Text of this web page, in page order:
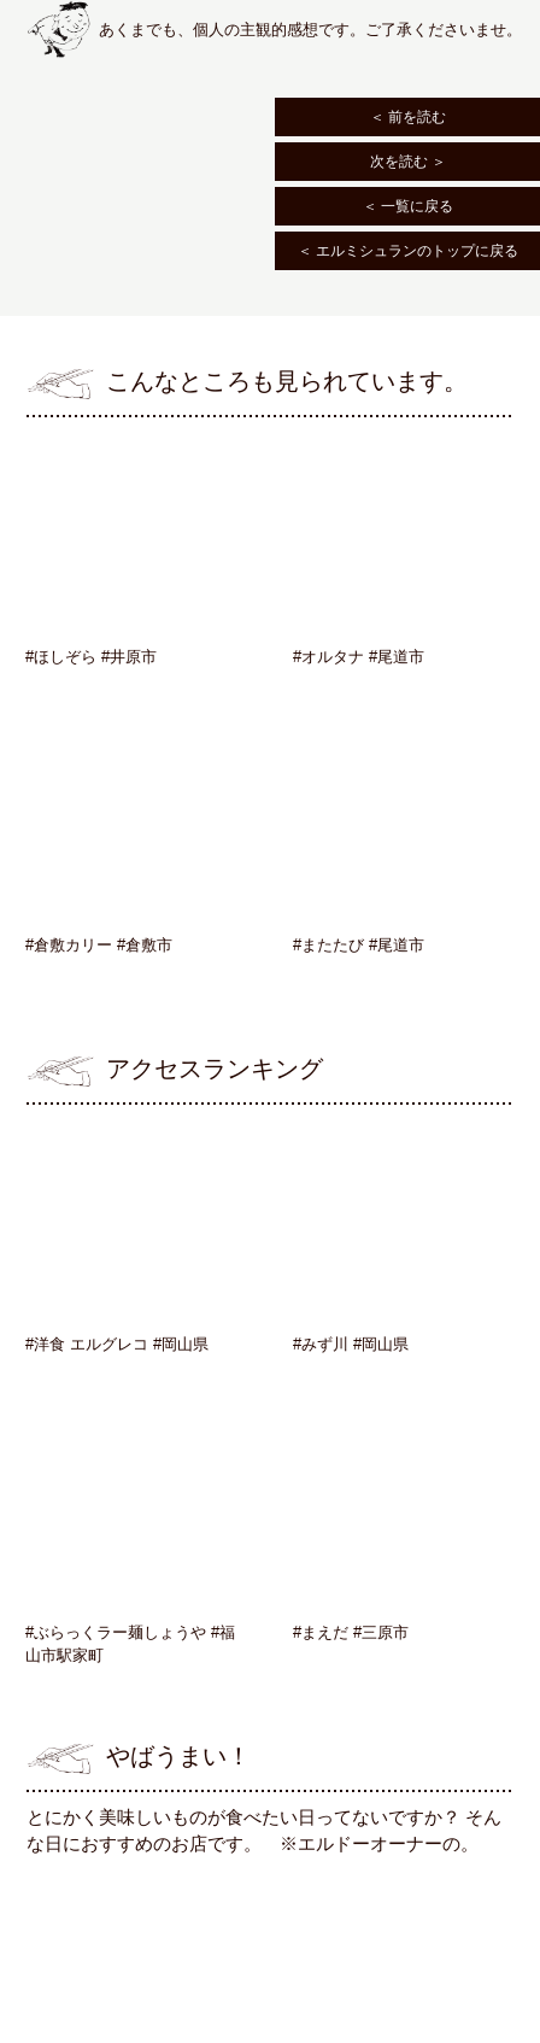
あくまでも、個人の主観的感想です。ご了承くださいませ。
＜ 前を読む
次を読む ＞
＜ 一覧に戻る
＜ エルミシュランのトップに戻る
こんなところも見られています。
#ほしぞら #井原市 #オルタナ #尾道市
#倉敷カリー #倉敷市 #またたび #尾道市
アクセスランキング
#洋食 エルグレコ #岡山県 #みず川 #岡山県
#ぶらっくラー麺しょうや #福
山市駅家町
#まえだ #三原市
やばうまい！
とにかく美味しいものが食べたい日ってないですか？ そん
な日におすすめのお店です。 ※エルドーオーナーの。